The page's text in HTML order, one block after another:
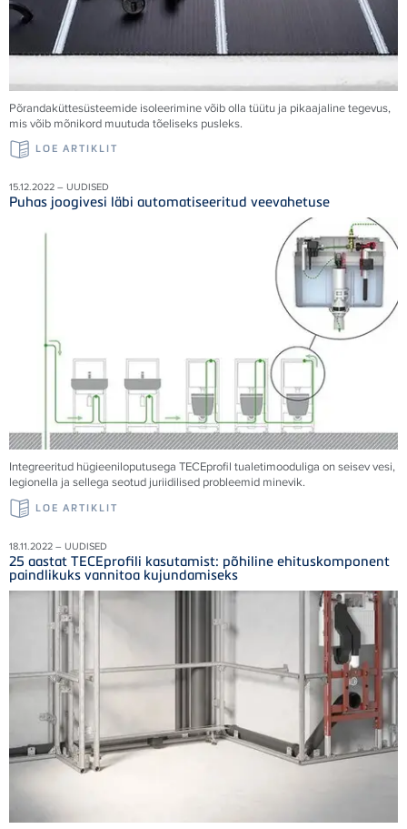
Põrandaküttesüsteemide isoleerimine võib olla tüütu ja pikaajaline tegevus,
mis võib mõnikord muutuda tõeliseks pusleks.
LOE ARTIKLIT
15.12.2022 – UUDISED
Puhas joogivesi läbi automatiseeritud veevahetuse
Integreeritud hügieeniloputusega TECEprofil tualetimooduliga on seisev vesi,
legionella ja sellega seotud juriidilised probleemid minevik.
LOE ARTIKLIT
18.11.2022 – UUDISED
25 aastat TECEprofili kasutamist: põhiline ehituskomponent
paindlikuks vannitoa kujundamiseks